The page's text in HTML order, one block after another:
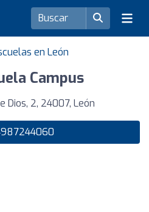
en León
Campus
Dios, 2, 24007, León